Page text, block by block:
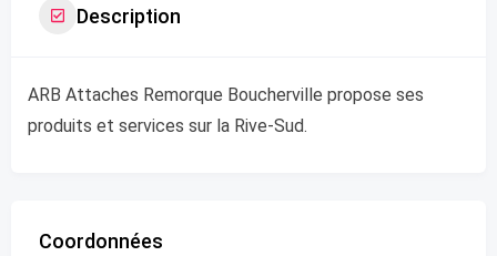
Description
ARB Attaches Remorque Boucherville propose ses
produits et services sur la Rive-Sud.
Coordonnées